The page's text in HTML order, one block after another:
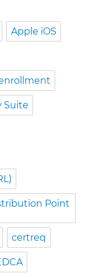
Apple iOS
Suite
Point
certreq